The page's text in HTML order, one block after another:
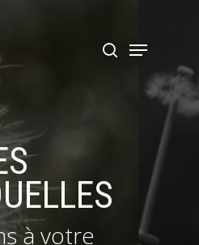
ESC to close
à votre